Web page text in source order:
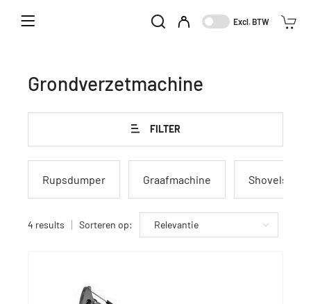
Excl. BTW
Home Grondverzetmachine
Grondverzetmachine
FILTER
Rupsdumper Graafmachine Shovels/
4 results Sorteren op: